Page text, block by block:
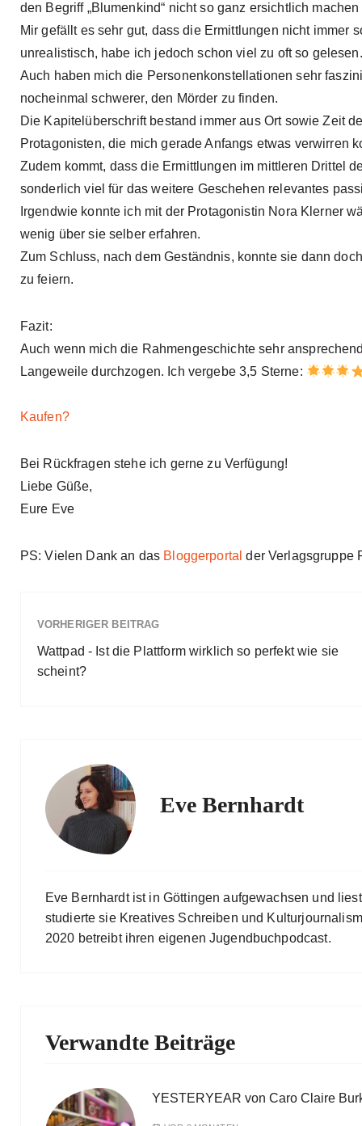
den Begriff „Blumenkind“ nicht so ganz ersichtlich
Mir gefällt es sehr gut, dass die Ermittlungen nicht
unrealistisch, habe ich jedoch schon viel zu oft so gelesen.
Auch haben mich die Personenkonstellationen sehr
nocheinmal schwerer, den Mörder zu finden.
Die Kapitelüberschrift bestand immer aus Ort sowie Zeit
Protagonisten, die mich gerade Anfangs etwas verwirren
Zudem kommt, dass die Ermittlungen im mittleren Drittel
sonderlich viel für das weitere Geschehen relevantes
Irgendwie konnte ich mit der Protagonistin Nora Klerner
wenig über sie selber erfahren.
Zum Schluss, nach dem Geständnis, konnte sie dann
zu feiern.
Fazit:
Auch wenn mich die Rahmengeschichte sehr
Langeweile durchzogen. Ich vergebe 3,5 Sterne:
Kaufen?
Bei Rückfragen stehe ich gerne zu Verfügung!
Liebe Güße,
Eure Eve
PS: Vielen Dank an das Bloggerportal der Verlagsgruppe
VORHERIGER BEITRAG
Wattpad - Ist die Plattform wirklich so perfekt wie sie
scheint?
Eve Bernhardt
Eve Bernhardt ist in Göttingen aufgewachsen und
studierte sie Kreatives Schreiben und
2020 betreibt ihren eigenen Jugendbuchpodcast.
Verwandte Beiträge
YESTERYEAR von Caro Claire